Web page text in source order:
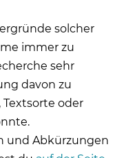
solcher
immer zu
sehr
davon zu
oder
und Abkürzungen